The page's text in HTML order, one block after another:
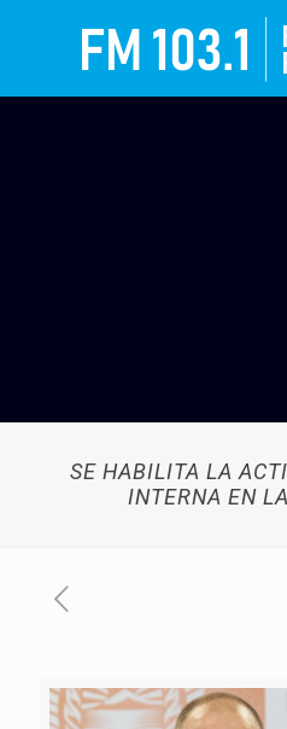
SE HABILITA LA
INTERNA EN